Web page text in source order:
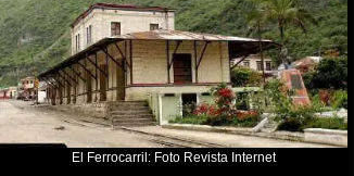
El Ferrocarril: Foto Revista Internet